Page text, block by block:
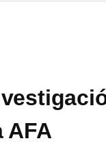
AFA